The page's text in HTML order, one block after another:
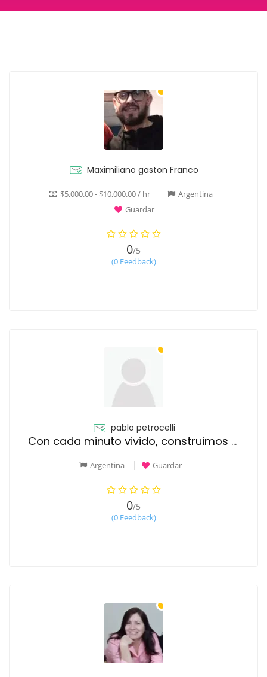
Maximiliano gaston Franco
$5,000.00 - $10,000.00 / hr
Argentina
Guardar
0/5
(0 Feedback)
pablo petrocelli
Con cada minuto vivido, construimos el futuro
Argentina Guardar
0/5
(0 Feedback)